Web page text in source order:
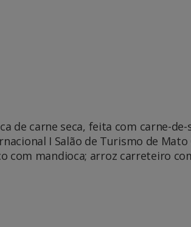
de carne seca, feita com carne-
I Salão de Turismo de Mato
mandioca; arroz carreteiro